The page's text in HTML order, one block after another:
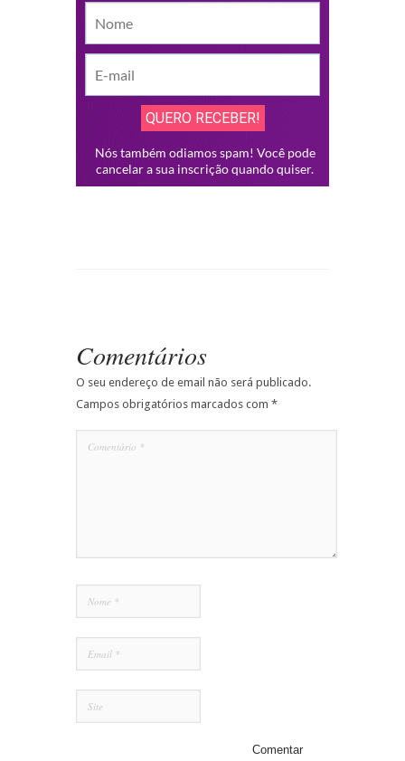
Comentários
O seu endereço de email não será publicado.
Campos obrigatórios marcados com *